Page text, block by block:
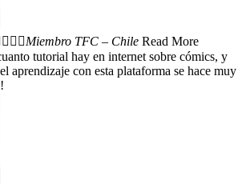
  Miembro TFC – Chile Read More
tutorial hay en internet sobre cómics, y
aprendizaje con esta plataforma se hace muy